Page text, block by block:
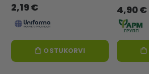
2,19 €
OSTUKORVI
4,90 €